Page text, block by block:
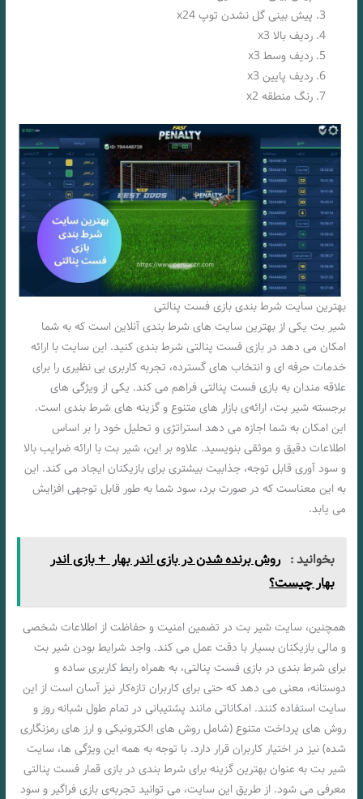
پیش بینی گل نشدن توپ x24
ردیف بالا x3
ردیف وسط x3
ردیف پایین x3
رنگ منطقه x2
بهترین سایت شرط بندی بازی فست پنالتی
شیر بت یکی از بهترین سایت‌ های شرط بندی آنلاین است که به شما
امکان می‌ دهد در بازی فست پنالتی شرط بندی کنید. این سایت با ارائه
خدمات حرفه‌ ای و انتخاب‌ های گسترده، تجربه‌ کاربری بی‌ نظیری را برای
علاقه‌ مندان به بازی فست پنالتی فراهم می‌ کند. یکی از ویژگی‌ های
برجسته شیر بت، ارائه‌ی بازار های متنوع و گزینه‌ های شرط بندی است.
این امکان به شما اجازه می‌ دهد استراتژی و تحلیل خود را بر اساس
اطلاعات دقیق و موثقی بنویسید. علاوه بر این، شیر بت با ارائه ضرایب بالا
و سود آوری قابل توجه، جذابیت بیشتری برای بازیکنان ایجاد می‌ کند. این
به این معناست که در صورت برد، سود شما به طور قابل توجهی افزایش
می‌ یابد.
بخوانید : روش برنده شدن در بازی اندر بهار + بازی اندر
بهار چیست؟
همچنین، سایت شیر بت در تضمین امنیت و حفاظت از اطلاعات شخصی
و مالی بازیکنان بسیار با دقت عمل می کند. واجد شرایط بودن شیر بت
برای شرط بندی در بازی فست پنالتی، به همراه رابط کاربری ساده و
دوستانه، معنی می‌ دهد که حتی برای کاربران تازه‌کار نیز آسان است از این
سایت استفاده کنند. امکاناتی مانند پشتیبانی در تمام طول شبانه روز و
روش‌ های پرداخت متنوع (شامل روش‌ های الکترونیکی و ارز های رمزنگاری
شده) نیز در اختیار کاربران قرار دارد. با توجه به همه‌ این ویژگی‌ ها، سایت
شیر بت به عنوان بهترین گزینه برای شرط بندی در بازی قمار فست پنالتی
معرفی می‌ شود. از طریق این سایت، می‌ توانید تجربه‌ی بازی فراگیر و سود